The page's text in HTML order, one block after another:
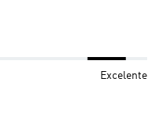
Excelente